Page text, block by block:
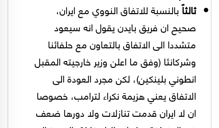
ثالثاًبالنسبة للاتفاق النووي مع ايران،
صحيح ان فريق بايدن يقول انه سيعود
متشددا الى الاتفاق بالتعاون مع حلفائنا
وشركانئا (وفق ما اعلن وزير خارجيته المقبل
انطوني بلينكين)، لكن مجرد العودة الى
الاتفاق يعني هزيمة نكراء لترامب، خصوصا
ان لا ايران قدمت تنازلات ولا دورها ضعف